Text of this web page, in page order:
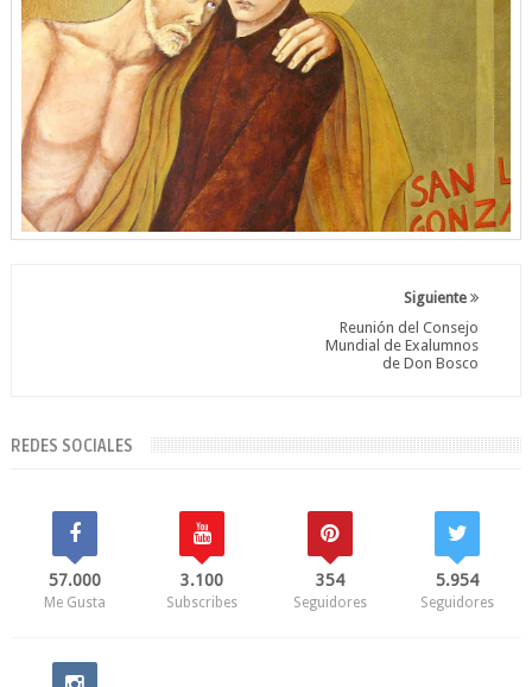
Siguiente
Reunión del Consejo
Mundial de Exalumnos
de Don Bosco
REDES SOCIALES
57.000
Me Gusta
3.100
Subscribes
354
Seguidores
5.954
Seguidores